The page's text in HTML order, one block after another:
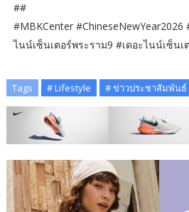
##
#MBKCenter
ไนน์เซ็นเตอร์พระราม9 #เดอะไนน์เซ็น
Tags # Lifestyle # ข่าวประชาสัมพันธ์